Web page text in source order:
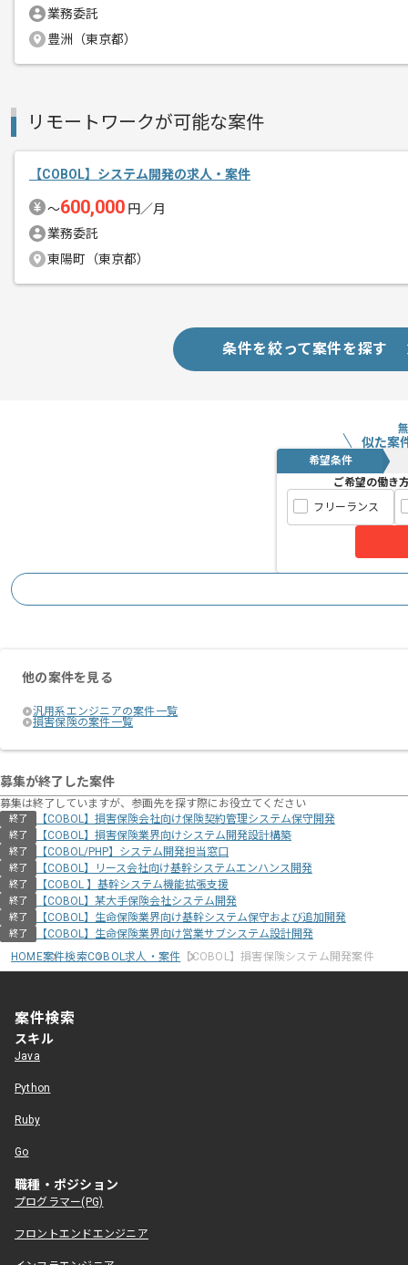
業務委託
豊洲（東京都）
リモートワークが可能な案件
【COBOL】システム開発の求人・案件
〜600,000 円／月
業務委託
東陽町（東京都）
条件を絞って案件を探す
似た案
希望条件
ご希望の働き
フリーランス
他の案件を見る
汎用系エンジニアの案件一覧
損害保険の案件一覧
募集が終了した案件
募集は終了していますが、参画先を探す際にお役立てください
終了 【COBOL】損害保険会社向け保険契約管理システム保守開発
終了 【COBOL】損害保険業界向けシステム開発設計構築
終了 【COBOL/PHP】システム開発担当窓口
終了 【COBOL】リース会社向け基幹システムエンハンス開発
終了 【COBOL 】基幹システム機能拡張支援
終了 【COBOL】某大手保険会社システム開発
終了 【COBOL】生命保険業界向け基幹システム保守および追加開発
終了
【COBOL】生命保険業界向け営業サブシステム設計開発
HOME案件検索COBOL求人・案件 【COBOL】損害保険システム開発案件
案件検索
スキル
Java
Python
Ruby
Go
職種・ポジション
プログラマー(PG)
フロントエンドエンジニア